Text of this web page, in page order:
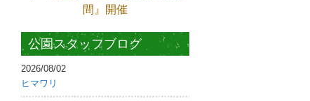
間』開催
公園スタッフブログ
2026/08/02
ヒマワリ